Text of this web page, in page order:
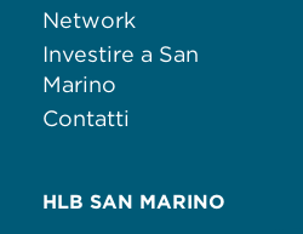
Network
Investire a San
Marino
Contatti
HLB SAN MARINO